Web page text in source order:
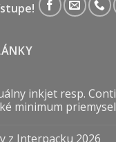
inkjet resp.
minimum
z Interpacku 2026